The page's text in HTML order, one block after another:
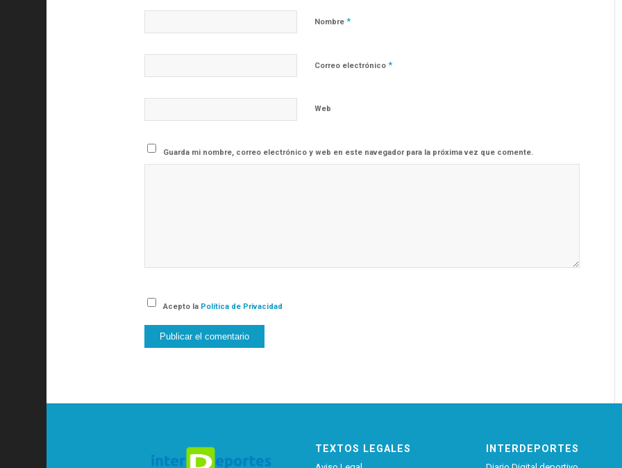
Nombre *
Correo electrónico *
Web
Guarda mi nombre, correo electrónico y web en este navegador para la próxima vez que comente.
Acepto la Política de Privacidad
TEXTOS LEGALES INTERDEPORTES